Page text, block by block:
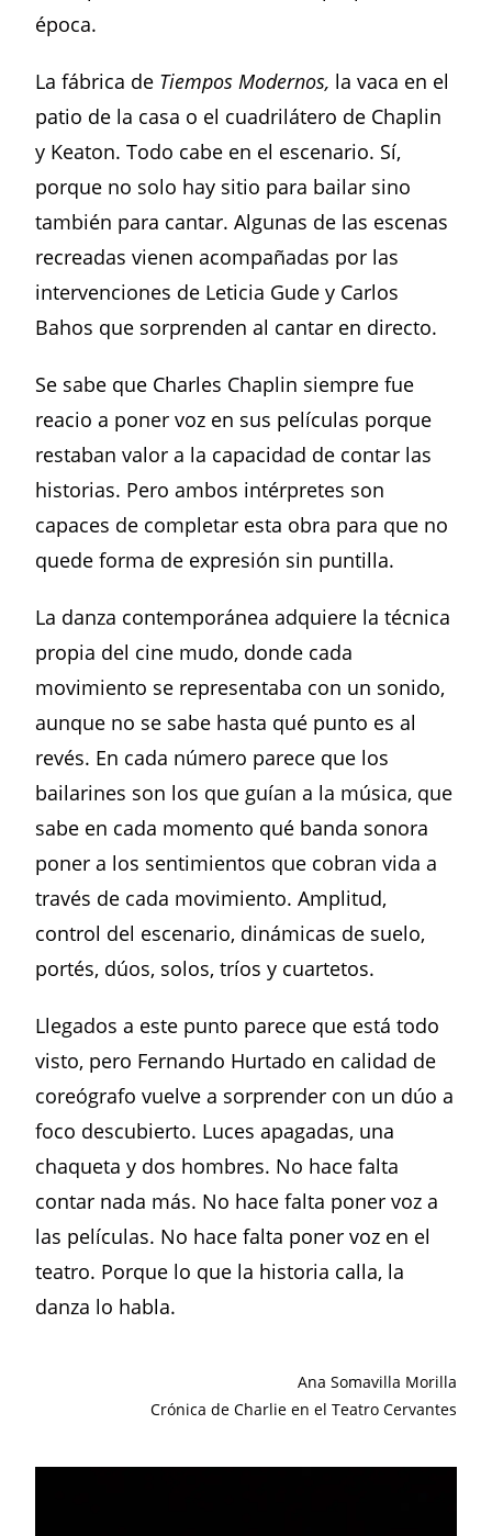
época.
La fábrica de Tiempos Modernos, la vaca en el
patio de la casa o el cuadrilátero de Chaplin
y Keaton. Todo cabe en el escenario. Sí,
porque no solo hay sitio para bailar sino
también para cantar. Algunas de las escenas
recreadas vienen acompañadas por las
intervenciones de Leticia Gude y Carlos
Bahos que sorprenden al cantar en directo.
Se sabe que Charles Chaplin siempre fue
reacio a poner voz en sus películas porque
restaban valor a la capacidad de contar las
historias. Pero ambos intérpretes son
capaces de completar esta obra para que no
quede forma de expresión sin puntilla.
La danza contemporánea adquiere la técnica
propia del cine mudo, donde cada
movimiento se representaba con un sonido,
aunque no se sabe hasta qué punto es al
revés. En cada número parece que los
bailarines son los que guían a la música, que
sabe en cada momento qué banda sonora
poner a los sentimientos que cobran vida a
través de cada movimiento. Amplitud,
control del escenario, dinámicas de suelo,
portés, dúos, solos, tríos y cuartetos.
Llegados a este punto parece que está todo
visto, pero Fernando Hurtado en calidad de
coreógrafo vuelve a sorprender con un dúo a
foco descubierto. Luces apagadas, una
chaqueta y dos hombres. No hace falta
contar nada más. No hace falta poner voz a
las películas. No hace falta poner voz en el
teatro. Porque lo que la historia calla, la
danza lo habla.
Ana Somavilla Morilla
Crónica de Charlie en el Teatro Cervantes